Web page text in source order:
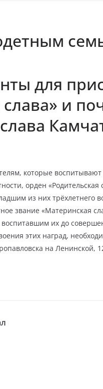
для
и
которые
орден
из них трёхлетнего
звание «Материнская
их до
этих наград,
на Ленинской,